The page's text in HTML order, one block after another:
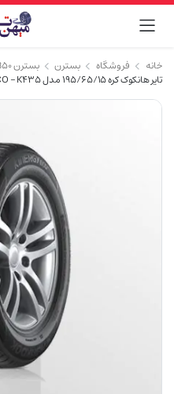
خانه فروشگاه بسترن بسترن B50
تایر هانکوک کره 195/65/15 مدل KINERGY ECO – K435 – یک حلقه